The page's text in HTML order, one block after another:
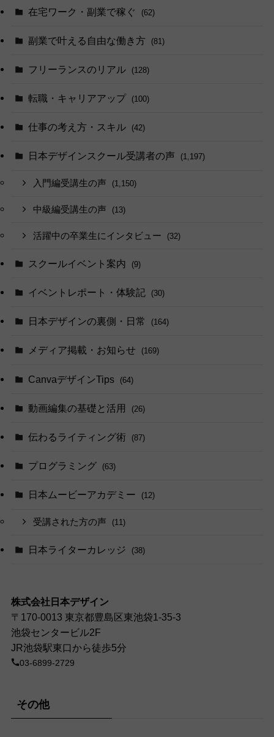
在宅ワーク・副業で稼ぐ (62)
副業で叶える自由な働き方 (81)
フリーランスのリアル (128)
転職・キャリアアップ (100)
仕事の考え方・スキル (42)
日本デザインスクール受講者の声 (1,197)
入門編受講生の声 (1,150)
中級編受講生の声 (13)
活躍中の卒業生にインタビュー (32)
スクールイベント案内 (9)
イベントレポート・体験記 (30)
日本デザインの裏側・日常 (164)
メディア掲載・お知らせ (169)
CanvaデザインTips (64)
動画編集の基礎と活用 (26)
伝わるライティング術 (87)
プログラミング (63)
日本ムービーアカデミー (12)
受講された方の声 (11)
日本ライターカレッジ (38)
株式会社日本デザイン
〒170-0013 東京都豊島区東池袋1-35-3
池袋センタービル2F
JR池袋駅東口から徒歩5分
03-6899-2729
その他